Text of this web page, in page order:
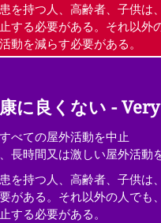
を持つ人、高齢者、子供は
する必要がある。それ以外
動を減らす必要がある。
に良くない -
べての屋外活動を中止
長時間又は激しい屋外活動
を持つ人、高齢者、子供は
がある。それ以外の人でも
する必要がある。